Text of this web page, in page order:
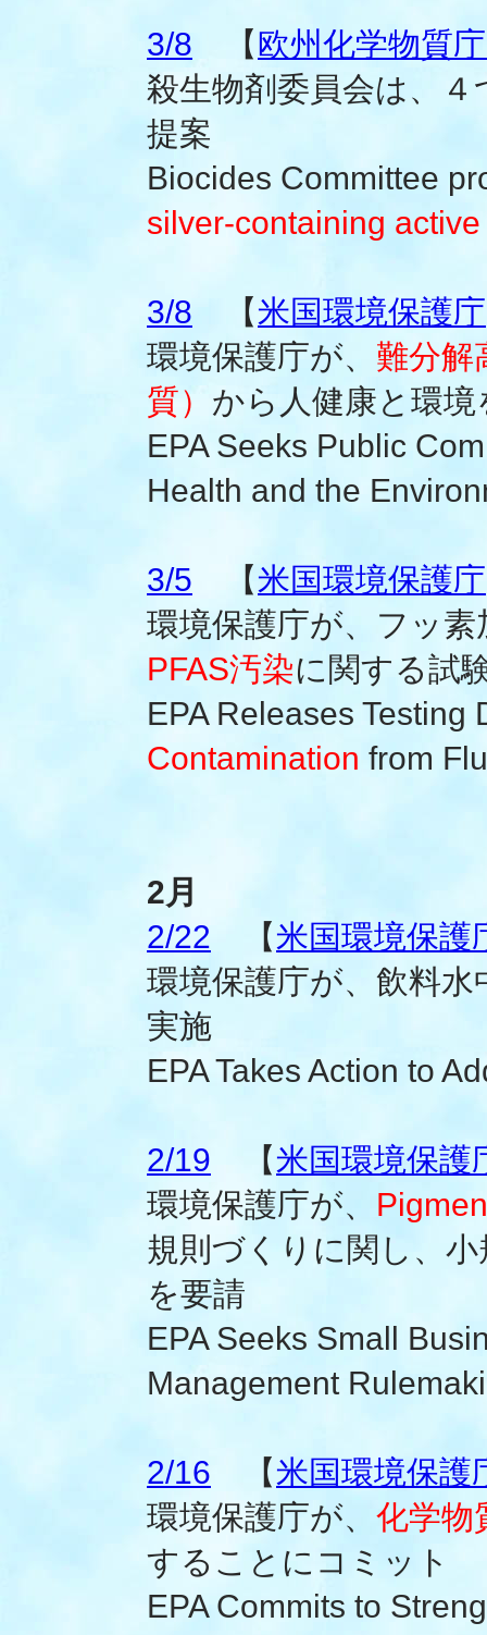
3/8 【欧州化学物質
殺生物剤委員会は、４
提案
Biocides Committee
silver-containing
3/8 【米国環境保護庁
環境保護庁が、 難分解
質） から人健康と環
EPA Seeks Public
Health and the
3/5 【米国環境保護庁
環境保護庁が、フッ
PFAS汚染に関する試
EPA Releases
Contamination from
2月
2/22 【米国環境保護
環境保護庁が、飲料水
実施
EPA Takes Action to
2/19 【米国環境保護
環境保護庁が、
規則づくりに関し、
を要請
EPA Seeks Small
Management
2/16 【米国環境保護
環境保護庁が、 化学物
することにコミット
EPA Commits to